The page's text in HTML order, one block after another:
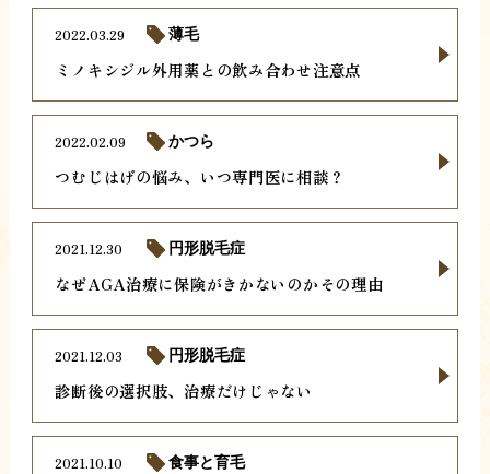
ミノキシジル外用薬との飲み合わせ注意点
2022.03.29 薄毛
つむじはげの悩み、いつ専門医に相談？
2022.02.09 かつら
なぜAGA治療に保険がきかないのかその理由
2021.12.30 円形脱毛症
診断後の選択肢、治療だけじゃない
2021.12.03 円形脱毛症
2021.10.10 食事と育毛